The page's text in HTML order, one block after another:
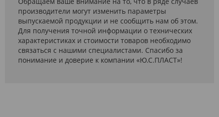
производители могут изменить параметры
выпускаемой продукции и не сообщить нам об этом.
Для получения точной информации о технических
характеристиках и стоимости товаров необходимо
связаться с нашими специалистами. Спасибо за
понимание и доверие к компании «Ю.С.ПЛАСТ»!